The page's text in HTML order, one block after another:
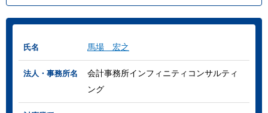
氏名 馬場 宏之
法人・事務所名
会計事務所インフィニティコンサルティ
ング